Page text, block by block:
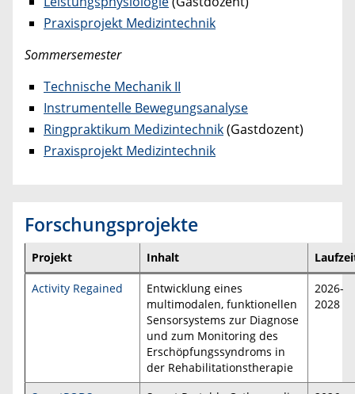
Praxisprojekt Medizintechnik
Sommersemester
Technische Mechanik II
Instrumentelle Bewegungsanalyse
Ringpraktikum Medizintechnik(Gastdozent)
Praxisprojekt Medizintechnik
Forschungsprojekte
Projekt Inhalt
Activity Regained
Entwicklung eines
multimodalen, funktionellen
Sensorsystems zur Diagnose
und zum Monitoring des
Erschöpfungssyndroms in
der Rehabilitationstherapie
2026-
2028